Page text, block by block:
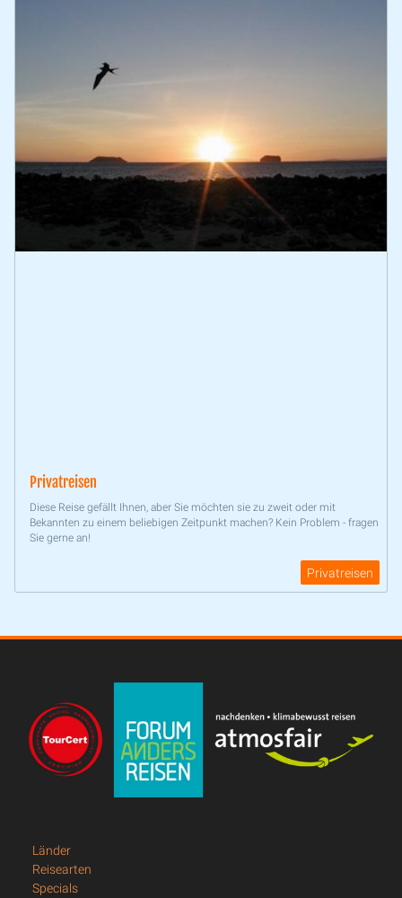
Privatreisen
Diese Reise gefällt Ihnen, aber Sie möchten sie zu zweit oder mit
Bekannten zu einem beliebigen Zeitpunkt machen? Kein Problem - fragen
Sie gerne an!
Privatreisen
Länder
Reisearten
Specials